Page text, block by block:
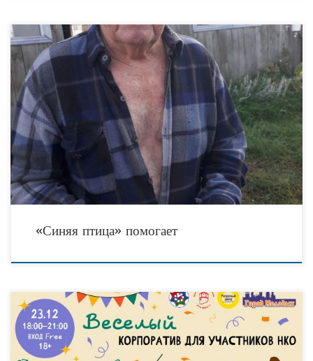
В этом году участник Альянса социально ориентированных НКО, АНО СО
«Синяя птица» из Исетского района реализовала новый социальный проект. В
рамках проекта «Доставка ЗДОРОВЬЯ» жители
«Синяя птица» помогает